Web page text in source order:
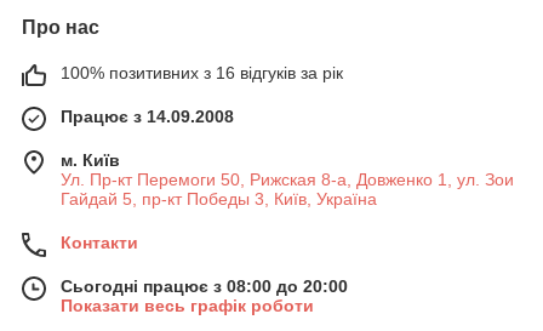
Про нас
100% позитивних з 16 відгуків за рік
Працює з 14.09.2008
м. Київ
Ул. Пр-кт Перемоги 50, Рижская 8-а, Довженко 1, ул. Зои
Гайдай 5, пр-кт Победы 3, Київ, Україна
Контакти
Сьогодні працює з 08:00 до 20:00
Показати весь графік роботи